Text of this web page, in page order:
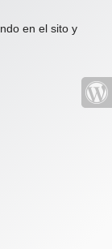
en el sito y